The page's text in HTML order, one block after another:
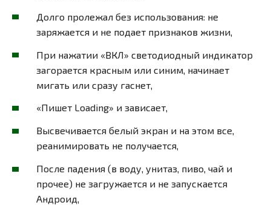
Долго пролежал без использования: не
заряжается и не подает признаков жизни,
При нажатии «ВКЛ» светодиодный индикатор
загорается красным или синим, начинает
мигать или сразу гаснет,
«Пишет Loading» и зависает,
Высвечивается белый экран и на этом все,
реанимировать не получается,
После падения (в воду, унитаз, пиво, чай и
прочее) не загружается и не запускается
Андроид,